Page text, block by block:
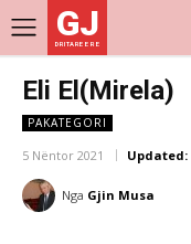
GJ
DRITARE E RE
Eli El(Mirela)
PAKATEGORI
5 Nëntor 2021 Updated:
Nga Gjin Musa